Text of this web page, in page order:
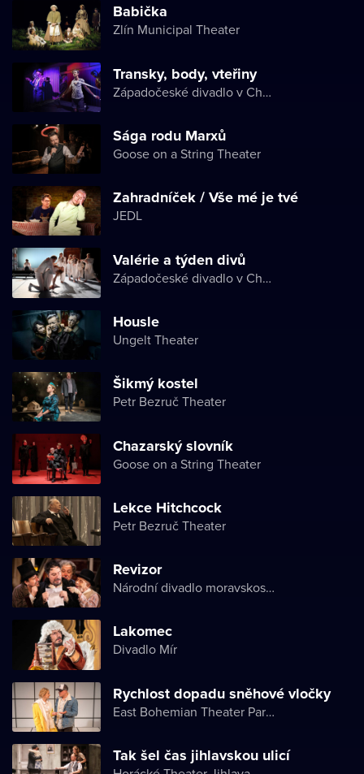
Babička
Zlín Municipal Theater
Transky, body, vteřiny
Západočeské divadlo v Chebu
Sága rodu Marxů
Goose on a String Theater
Zahradníček / Vše mé je tvé
JEDL
Valérie a týden divů
Západočeské divadlo v Chebu
Housle
Ungelt Theater
Šikmý kostel
Petr Bezruč Theater
Chazarský slovník
Goose on a String Theater
Lekce Hitchcock
Petr Bezruč Theater
Revizor
Národní divadlo moravskoslezské
Lakomec
Divadlo Mír
Rychlost dopadu sněhové vločky
East Bohemian Theater Pardubice
Tak šel čas jihlavskou ulicí